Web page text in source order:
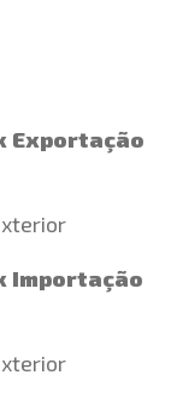
Exportação
Importação